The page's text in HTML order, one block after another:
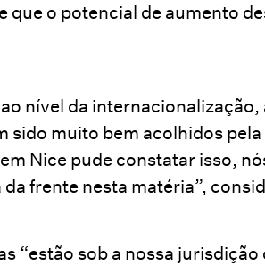
que o potencial de aumento
nível da internacionalização,
sido muito bem acolhidos
Nice pude constatar isso,
frente nesta matéria”,
“estão sob a nossa jurisdição